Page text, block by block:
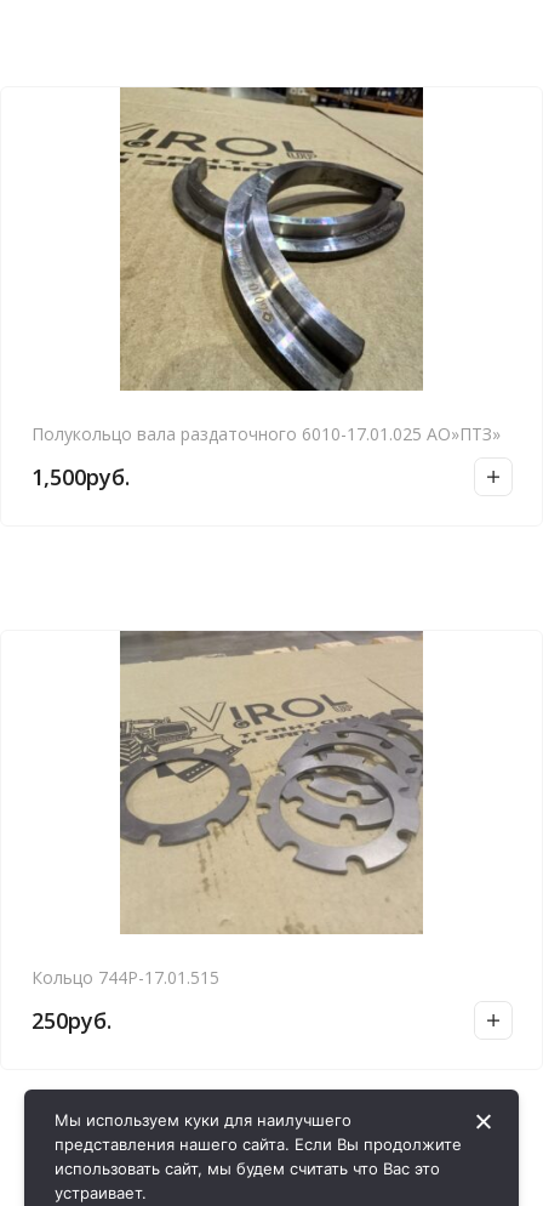
Полукольцо вала раздаточного 6010-17.01.025 АО»ПТЗ»
1,500руб.
Кольцо 744Р-17.01.515
250руб.
Мы используем куки для наилучшего
представления нашего сайта. Если Вы продолжите
использовать сайт, мы будем считать что Вас это
устраивает.